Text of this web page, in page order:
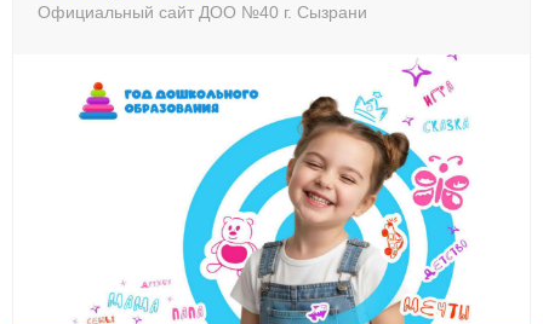
Официальный сайт ДОО №40 г. Сызрани